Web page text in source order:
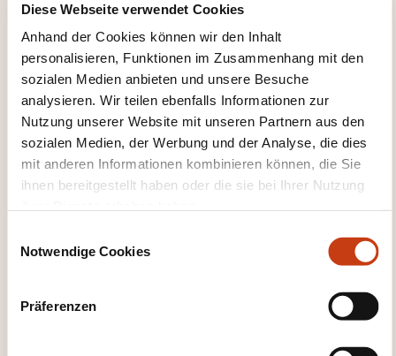
Diese Webseite verwendet Cookies
Anhand der Cookies können wir den Inhalt
personalisieren, Funktionen im Zusammenhang mit den
sozialen Medien anbieten und unsere Besuche
analysieren. Wir teilen ebenfalls Informationen zur
Nutzung unserer Website mit unseren Partnern aus den
sozialen Medien, der Werbung und der Analyse, die dies
mit anderen Informationen kombinieren können, die Sie
ihnen bereitgestellt haben oder die sie bei Ihrer Nutzung
Notwendige Cookies
Präferenzen
Wie kann ich das
Weiterbildungsinstitut
kontaktieren?
Service Formation Continue
Mehr zum Weiterbildungsanbieter: